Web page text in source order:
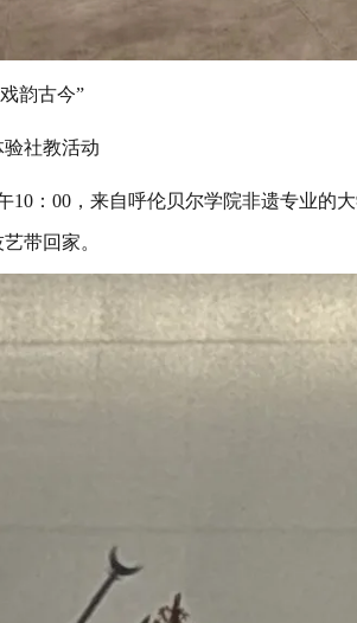
戏韵古今”
社教活动
10 ： 00 ，来自呼伦贝尔学院非遗专业的
带回家。